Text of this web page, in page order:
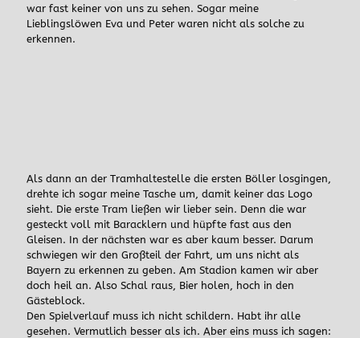
war fast keiner von uns zu sehen. Sogar meine
Lieblingslöwen Eva und Peter waren nicht als solche zu
erkennen.
Als dann an der Tramhaltestelle die ersten Böller losgingen,
drehte ich sogar meine Tasche um, damit keiner das Logo
sieht. Die erste Tram ließen wir lieber sein. Denn die war
gesteckt voll mit Baracklern und hüpfte fast aus den
Gleisen. In der nächsten war es aber kaum besser. Darum
schwiegen wir den Großteil der Fahrt, um uns nicht als
Bayern zu erkennen zu geben. Am Stadion kamen wir aber
doch heil an. Also Schal raus, Bier holen, hoch in den
Gästeblock.
Den Spielverlauf muss ich nicht schildern. Habt ihr alle
gesehen. Vermutlich besser als ich. Aber eins muss ich sagen: